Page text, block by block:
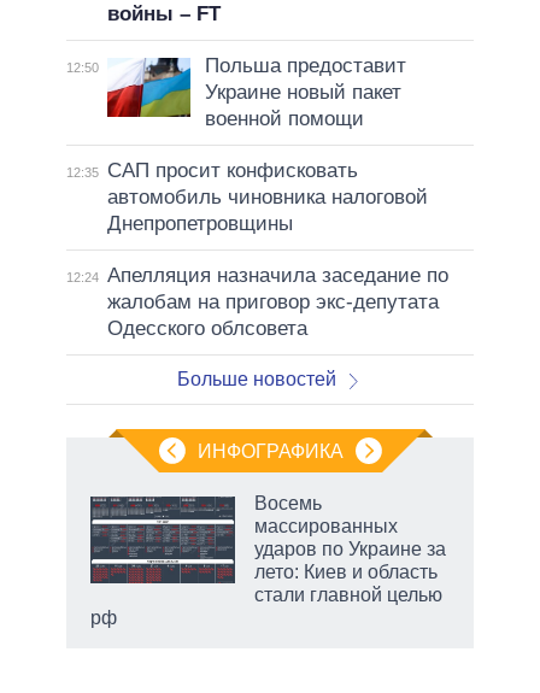
войны – FT
12:50
Польша предоставит
Украине новый пакет
военной помощи
12:35
САП просит конфисковать
автомобиль чиновника налоговой
Днепропетровщины
12:24 Апелляция назначила заседание по
жалобам на приговор экс-депутата
Одесского облсовета
Больше новостей
ИНФОГРАФИКА
Восемь
массированных
ударов по Украине за
лето: Киев и область
стали главной целью
рф